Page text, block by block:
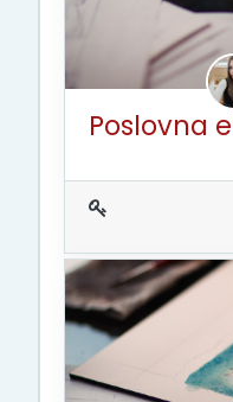
Poslovna